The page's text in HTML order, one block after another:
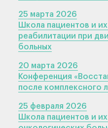
25 марта 2026
Школа пациентов и
реабилитации при
больных
20 марта 2026
Конференция
после комплексного
25 февраля 2026
Школа пациентов и